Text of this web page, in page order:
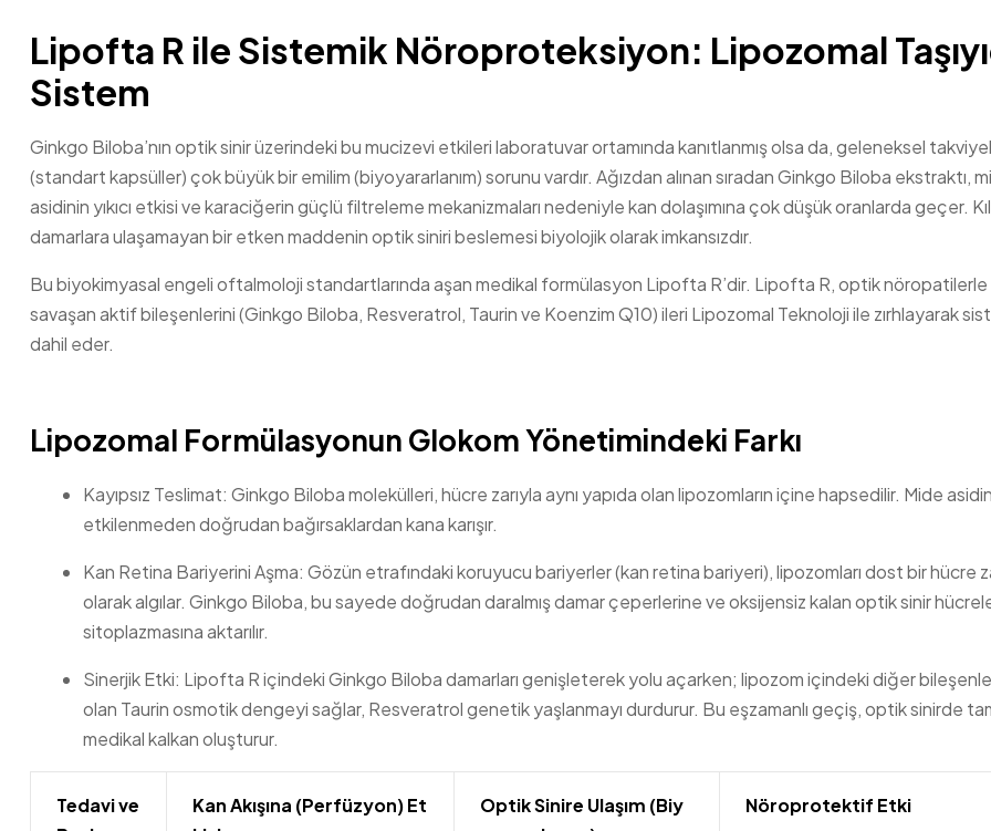
Lipofta R ile Sistemik Nöroproteksiyon: Lipozomal
Sistem
Ginkgo Biloba’nın optik sinir üzerindeki bu mucizevi etkileri laboratuvar ortamında kanıtlanmış olsa da, geleneksel
(standart kapsüller) çok büyük bir emilim (biyoyararlanım) sorunu vardır. Ağızdan alınan sıradan Ginkgo Biloba ekstraktı,
asidinin yıkıcı etkisi ve karaciğerin güçlü filtreleme mekanizmaları nedeniyle kan dolaşımına çok düşük oranlarda geçer.
damarlara ulaşamayan bir etken maddenin optik siniri beslemesi biyolojik olarak imkansızdır.
Bu biyokimyasal engeli oftalmoloji standartlarında aşan medikal formülasyon Lipofta R’dir. Lipofta R, optik nöropatilerle
savaşan aktif bileşenlerini (Ginkgo Biloba, Resveratrol, Taurin ve Koenzim Q10) ileri Lipozomal Teknoloji ile zırhlayarak
dahil eder.
Lipozomal Formülasyonun Glokom Yönetimindeki Farkı
Kayıpsız Teslimat: Ginkgo Biloba molekülleri, hücre zarıyla aynı yapıda olan lipozomların içine hapsedilir. Mide
etkilenmeden doğrudan bağırsaklardan kana karışır.
Kan Retina Bariyerini Aşma: Gözün etrafındaki koruyucu bariyerler (kan retina bariyeri), lipozomları dost bir hücre
olarak algılar. Ginkgo Biloba, bu sayede doğrudan daralmış damar çeperlerine ve oksijensiz kalan optik sinir
sitoplazmasına aktarılır.
Sinerjik Etki: Lipofta R içindeki Ginkgo Biloba damarları genişleterek yolu açarken; lipozom içindeki diğer
olan Taurin osmotik dengeyi sağlar, Resveratrol genetik yaşlanmayı durdurur. Bu eşzamanlı geçiş, optik sinirde
medikal kalkan oluşturur.
Tedavi ve
Kan Akışına (Perfüzyon) Et
Optik Sinire Ulaşım (Biy
Nöroprotektif Etki